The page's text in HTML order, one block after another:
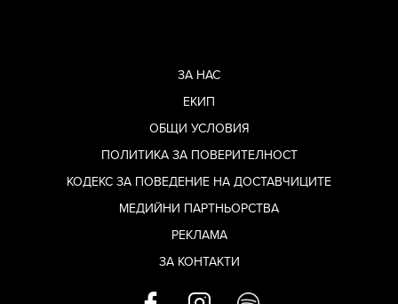
ЗА НАС
ЕКИП
ОБЩИ УСЛОВИЯ
ПОЛИТИКА ЗА ПОВЕРИТЕЛНОСТ
КОДЕКС ЗА ПОВЕДЕНИЕ НА ДОСТАВЧИЦИТЕ
МЕДИЙНИ ПАРТНЬОРСТВА
РЕКЛАМА
ЗА КОНТАКТИ